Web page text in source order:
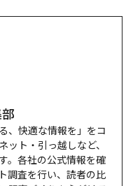
、快適な情報を」をコ
ト・引っ越しなど、
。各社の公式情報を確
調査を行い、読者の比